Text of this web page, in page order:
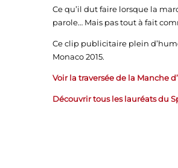
Ce qu’il dut faire lorsque la
parole… Mais pas tout à fait
Ce clip publicitaire plein
Monaco 2015.
Voir la traversée de la Manche
Découvrir tous les lauréats du